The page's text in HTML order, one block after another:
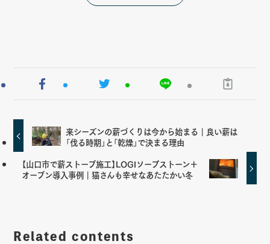
来シーズンの薪づくりは今から始まる｜良い薪は
「伐る時期」と「乾燥」で決まる理由
【山口市で薪ストーブ施工】LOGIソープストーン＋
オーブン導入事例｜猫さんも幸せなあたたかい冬
Related contents